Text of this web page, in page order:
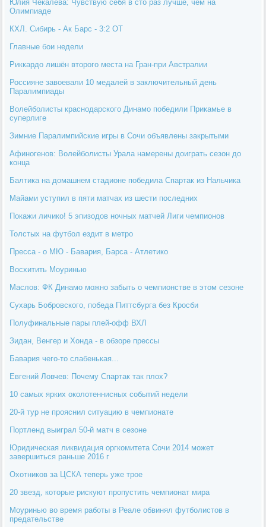
Юлия Чекалева: Чувствую себя в сто раз лучше, чем на
Олимпиаде
КХЛ. Сибирь - Ак Барс - 3:2 ОТ
Главные бои недели
Риккардо лишён второго места на Гран-при Австралии
Россияне завоевали 10 медалей в заключительный день
Паралимпиады
Волейболисты краснодарского Динамо победили Прикамье в
суперлиге
Зимние Паралимпийские игры в Сочи объявлены закрытыми
Афиногенов: Волейболисты Урала намерены доиграть сезон до
конца
Балтика на домашнем стадионе победила Спартак из Нальчика
Майами уступил в пяти матчах из шести последних
Покажи личико! 5 эпизодов ночных матчей Лиги чемпионов
Толстых на футбол ездит в метро
Пресса - о МЮ - Бавария, Барса - Атлетико
Восхитить Моуринью
Маслов: ФК Динамо можно забыть о чемпионстве в этом сезоне
Сухарь Бобровского, победа Питтсбурга без Кросби
Полуфинальные пары плей-офф ВХЛ
Зидан, Венгер и Хонда - в обзоре прессы
Бавария чего-то слабенькая...
Евгений Ловчев: Почему Спартак так плох?
10 самых ярких околотеннисных событий недели
20-й тур не прояснил ситуацию в чемпионате
Портленд выиграл 50-й матч в сезоне
Юридическая ликвидация оргкомитета Сочи 2014 может
завершиться раньше 2016 г
Охотников за ЦСКА теперь уже трое
20 звезд, которые рискуют пропустить чемпионат мира
Моуринью во время работы в Реале обвинял футболистов в
предательстве